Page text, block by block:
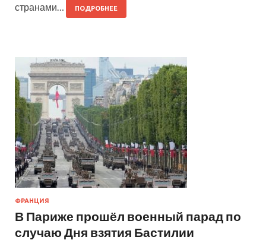
странами…
ПОДРОБНЕЕ
ФРАНЦИЯ
В Париже прошёл военный парад по
случаю Дня взятия Бастилии